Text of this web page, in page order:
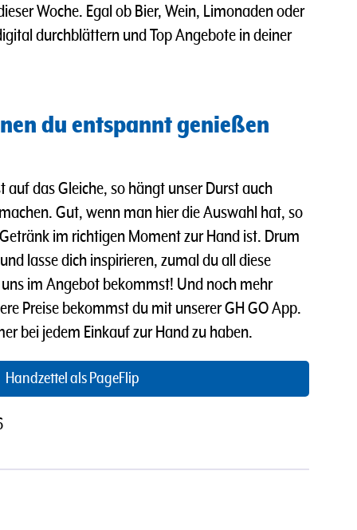
Woche. Egal ob Bier, Wein, Limonaden oder
durchblättern und Top Angebote in deiner
du entspannt genießen
das Gleiche, so hängt unser Durst auch
Gut, wenn man hier die Auswahl hat, so
im richtigen Moment zur Hand ist. Drum
lasse dich inspirieren, zumal du all diese
im Angebot bekommst! Und noch mehr
Preise bekommst du mit unserer GH GO App.
bei jedem Einkauf zur Hand zu haben.
Handzettel als PageFlip